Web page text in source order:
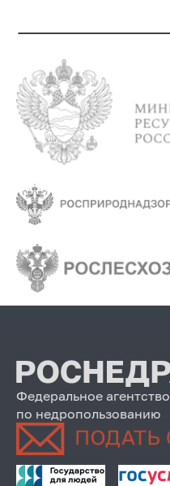
Федеральное агентство
по недропользованию